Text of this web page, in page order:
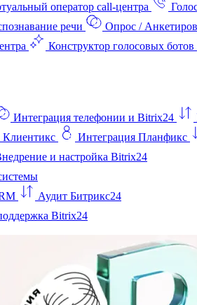
оператор call-центра
речи Опрос /
Конструктор голосовых ботов
Интеграция телефонии и Bitrix24
Клиентикс Интеграция Планфикс
и настройка Bitrix24
Аудит Битрикс24
Bitrix24